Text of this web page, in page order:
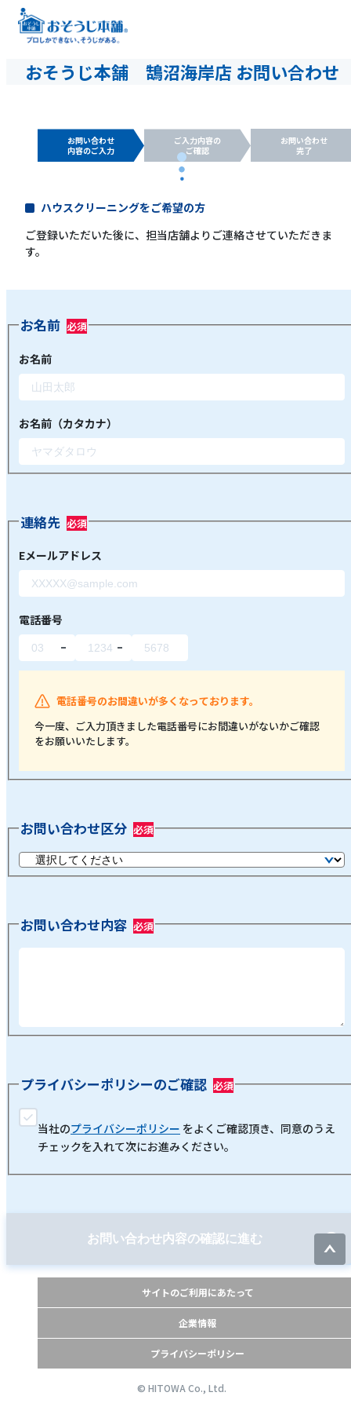
おそうじ本舗 鵠沼海岸店 お問い合わせ
お問い合わせ
内容のご入力
ご入力内容の
ご確認
お問い合わせ
完了
ハウスクリーニングをご希望の方
ご登録いただいた後に、担当店舗よりご連絡させていただきま
す。
お名前
お名前
お名前（カタカナ）
連絡先
Eメールアドレス
電話番号
電話番号のお間違いが多くなっております。
今一度、ご入力頂きました電話番号にお間違いがないかご確認
をお願いいたします。
お問い合わせ区分
お問い合わせ内容
プライバシーポリシーのご確認
当社のプライバシーポリシー をよくご確認頂き、同意のうえ
チェックを入れて次にお進みください。
お問い合わせ内容の確認に進む
サイトのご利用にあたって
企業情報
プライバシーポリシー
© HITOWA Co., Ltd.